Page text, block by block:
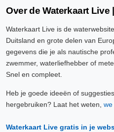
Over de Waterkaart Live
Waterkaart Live is de
Duitsland en grote delen van
gegevens die je als nautische
zwemmer, waterliefhebber of
Snel en compleet.
Heb je goede ideeën of
hergebruiken? Laat het weten, we
Waterkaart Live gratis in je